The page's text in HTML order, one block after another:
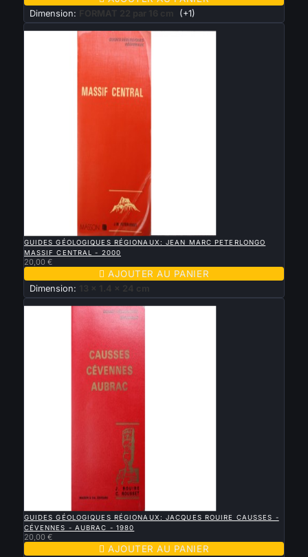
Dimension: FORMAT 22 par 16 cm (+1)
Nouveau
APERÇU RAPIDE
GUIDES GÉOLOGIQUES RÉGIONAUX: JEAN MARC PETERLONGO
MASSIF CENTRAL - 2000
20,00 €
 AJOUTER AU PANIER
Dimension: 13 x 1.4 x 24 cm
Nouveau
GUIDES GÉOLOGIQUES RÉGIONAUX: JACQUES ROUIRE CAUSSES -
CÉVENNES - AUBRAC - 1980
20,00 €
 AJOUTER AU PANIER